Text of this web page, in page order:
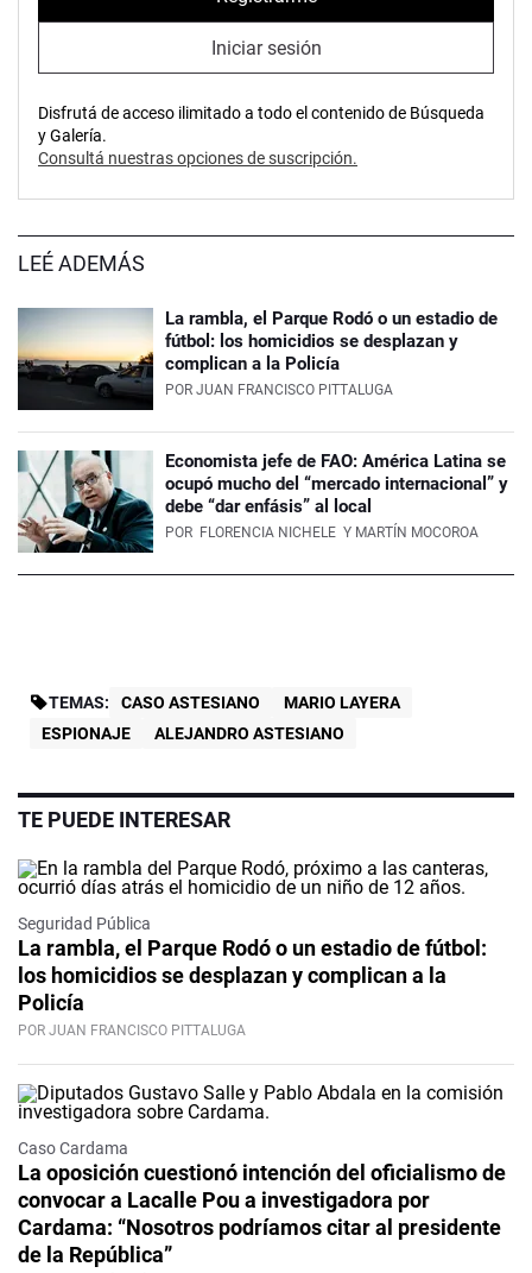
Iniciar sesión
Disfrutá de acceso ilimitado a todo el contenido de Búsqueda
y Galería.
Consultá nuestras opciones de suscripción.
LEÉ ADEMÁS
La rambla, el Parque Rodó o un estadio de
fútbol: los homicidios se desplazan y
complican a la Policía
POR JUAN FRANCISCO PITTALUGA
Economista jefe de FAO: América Latina se
ocupó mucho del “mercado internacional” y
debe “dar enfásis” al local
POR FLORENCIA NICHELE Y MARTÍN MOCOROA
TEMAS: CASO ASTESIANO
MARIO LAYERA
ESPIONAJE
ALEJANDRO ASTESIANO
TE PUEDE INTERESAR
Seguridad Pública
La rambla, el Parque Rodó o un estadio de fútbol:
los homicidios se desplazan y complican a la
Policía
POR JUAN FRANCISCO PITTALUGA
Caso Cardama
La oposición cuestionó intención del oficialismo de
convocar a Lacalle Pou a investigadora por
Cardama: “Nosotros podríamos citar al presidente
de la República”